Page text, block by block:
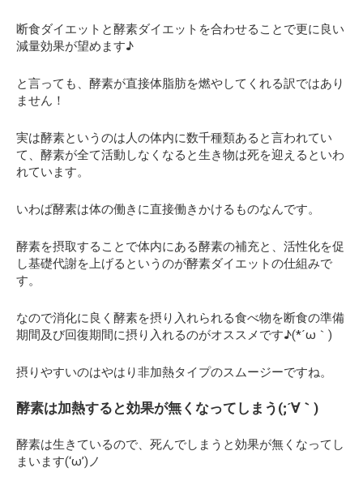
断食ダイエットと酵素ダイエットを合わせることで更に良い
減量効果が望めます♪
と言っても、酵素が直接体脂肪を燃やしてくれる訳ではあり
ません！
実は酵素というのは人の体内に数千種類あると言われてい
て、酵素が全て活動しなくなると生き物は死を迎えるといわ
れています。
いわば酵素は体の働きに直接働きかけるものなんです。
酵素を摂取することで体内にある酵素の補充と、活性化を促
し基礎代謝を上げるというのが酵素ダイエットの仕組みで
す。
なので消化に良く酵素を摂り入れられる食べ物を断食の準備
期間及び回復期間に摂り入れるのがオススメです♪(*´ω｀)
摂りやすいのはやはり非加熱タイプのスムージーですね。
酵素は加熱すると効果が無くなってしまう(;´∀｀)
酵素は生きているので、死んでしまうと効果が無くなってし
まいます(‘ω’)ノ